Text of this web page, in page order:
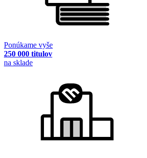
Ponúkame vyše
250 000 titulov
na sklade